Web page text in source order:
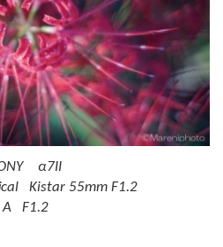
α7II
Kistar 55mm F1.2
A F1.2